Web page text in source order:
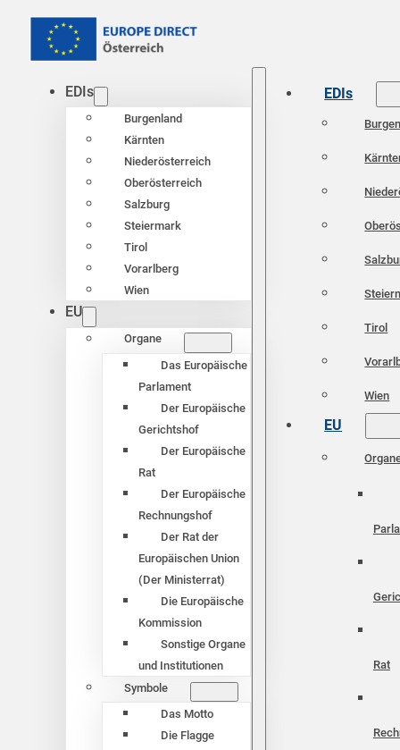
EDIs
Burgenland
Kärnten
Niederösterreich
Oberösterreich
Salzburg
Steiermark
Tirol
Vorarlberg
Wien
EU
Organe
Das Europäische
Parlament
Der Europäische
Gerichtshof
Der Europäische
Rat
Der Europäische
Rechnungshof
Der Rat der
Europäischen Union
(Der Ministerrat)
Die Europäische
Kommission
Sonstige Organe
und Institutionen
Symbole
Das Motto
Die Flagge
EDIs
Tirol
Wien
EU
Rat